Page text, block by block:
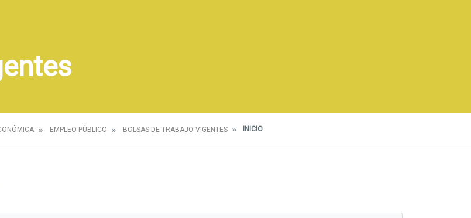
EMPLEO PÚBLICO BOLSAS DE TRABAJO VIGENTES INICIO